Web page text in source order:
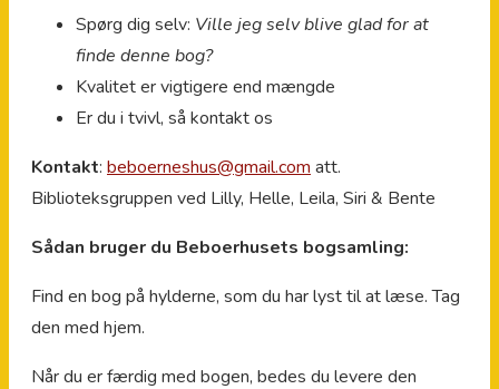
Spørg dig selv: Ville jeg selv blive glad for at
finde denne bog?
Kvalitet er vigtigere end mængde
Er du i tvivl, så kontakt os
Kontakt: beboerneshus@gmail.com att.
Biblioteksgruppen ved Lilly, Helle, Leila, Siri & Bente
Sådan bruger du Beboerhusets bogsamling:
Find en bog på hylderne, som du har lyst til at læse. Tag
den med hjem.
Når du er færdig med bogen, bedes du levere den